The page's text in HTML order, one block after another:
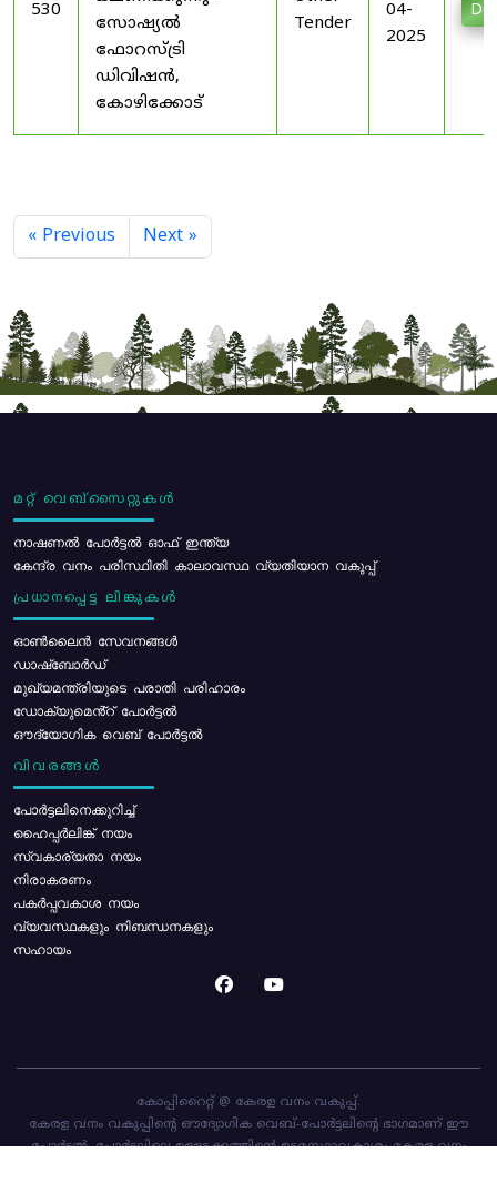
530
സോഷ്യൽ
ഫോറസ്ട്രി
ഡിവിഷൻ,
കോഴിക്കോട്
Tender
04-
2025
« Previous Next »
മറ്റ് വെബ്സൈറ്റുകൾ
നാഷണൽ പോർട്ടൽ ഓഫ് ഇന്ത്യ
കേന്ദ്ര വനം പരിസ്ഥിതി കാലാവസ്ഥ വ്യതിയാന വകുപ്പ്
പ്രധാനപ്പെട്ട ലിങ്കുകൾ
ഓൺലൈൻ സേവനങ്ങൾ
ഡാഷ്ബോർഡ്
മുഖ്യമന്ത്രിയുടെ പരാതി പരിഹാരം
ഡോക്യുമെൻ്റ് പോർട്ടൽ
ഔദ്യോഗിക വെബ് പോർട്ടൽ
വിവരങ്ങൾ
പോര്‍ട്ടലിനെക്കുറിച്ച്
ഹൈപ്പർലിങ്ക് നയം
സ്വകാര്യതാ നയം
നിരാകരണം
പകർപ്പവകാശ നയം
വ്യവസ്ഥകളും നിബന്ധനകളും
സഹായം
കോപ്പിറൈറ്റ് @ കേരള വനം വകുപ്പ്.
കേരള വനം വകുപ്പിന്റെ ഔദ്യോഗിക വെബ്-പോർട്ടലിന്റെ ഭാഗമാണ് ഈ
പോർട്ടൽ. പോർട്ടലിലെ ഉള്ളടക്കത്തിന്റെ ഉടമസ്ഥാവകാശം കേരള വനം